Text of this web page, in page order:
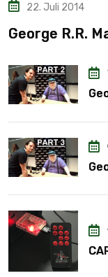
22. Juli 2014
George R.R.